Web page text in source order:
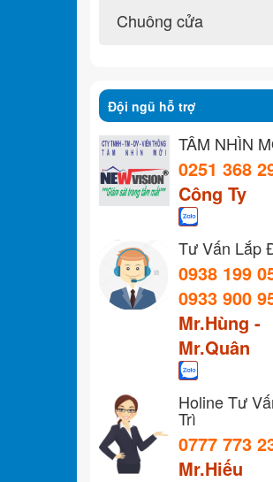
Chuông cửa
Đội ngũ hỗ trợ
TẦM NHÌN
0251 368
Công Ty
Tư Vấn Lắp
0938 199
0933 900
Mr.Hùng -
Mr.Quân
Holine Tư
Trì
0777 773
Mr.Hiếu